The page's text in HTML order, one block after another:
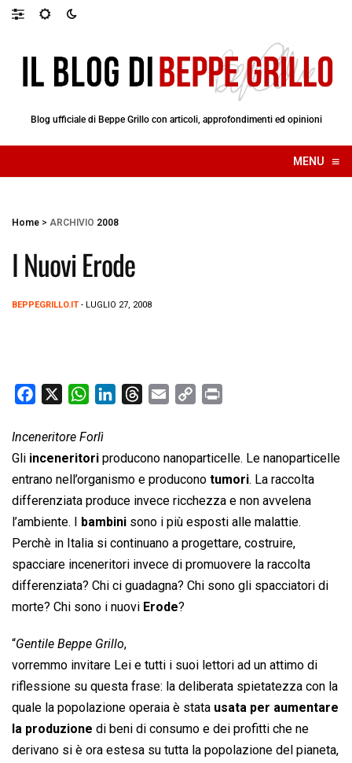
Blog ufficiale di Beppe Grillo con articoli, approfondimenti ed opinioni
MENU ≡
☰
Home > ARCHIVIO 2008
I Nuovi Erode
BEPPEGRILLO.IT - LUGLIO 27, 2008
c
e
b
o
o
k
W
a
t
s
A
p
p
k
e
d
I
n
e
a
d
s
i
l
y
L
i
n
k
n
t
Inceneritore Forlì
Gli inceneritori producono nanoparticelle. Le nanoparticelle
entrano nell’organismo e producono tumori. La raccolta
differenziata produce invece ricchezza e non avvelena
l’ambiente. I
bambini sono i più esposti alle malattie.
Perchè in Italia si continuano a progettare, costruire,
spacciare inceneritori invece di promuovere la raccolta
differenziata? Chi ci guadagna? Chi sono gli spacciatori di
morte? Chi sono i nuovi Erode?
“Gentile Beppe Grillo,
vorremmo invitare Lei e tutti i suoi lettori ad un attimo di
riflessione su questa frase: la deliberata spietatezza con la
quale la popolazione operaia è stata usata per aumentare
la produzione di beni di consumo e dei profitti che ne
derivano si è ora estesa su tutta la popolazione del pianeta,